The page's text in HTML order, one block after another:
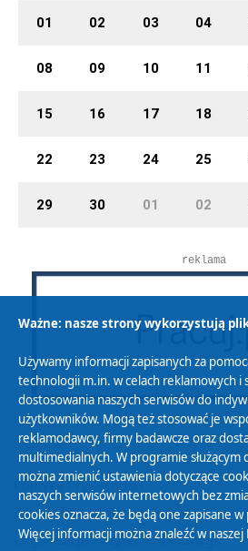
01 02 03 04
08 09 10 11
15 16 17 18
22 23 24 25
29 30 01 02
reklama
Polityka Prywatności
Zasady korzystania z Serwisu
Organizacje Pożytku Publicznego
Ważne: nasze strony wykorzystują
Używamy informacji zapisanych za
technologii m.in. w celach reklamowych i
dostosowania naszych serwisów do
użytkowników. Mogą też stosować je
reklamodawcy, firmy badawcze oraz
multimedialnych. W programie służącym
można zmienić ustawienia dotyczące
naszych serwisów internetowych bez
cookies oznacza, że będą one zapisane
Więcej informacji można znaleźć w naszej